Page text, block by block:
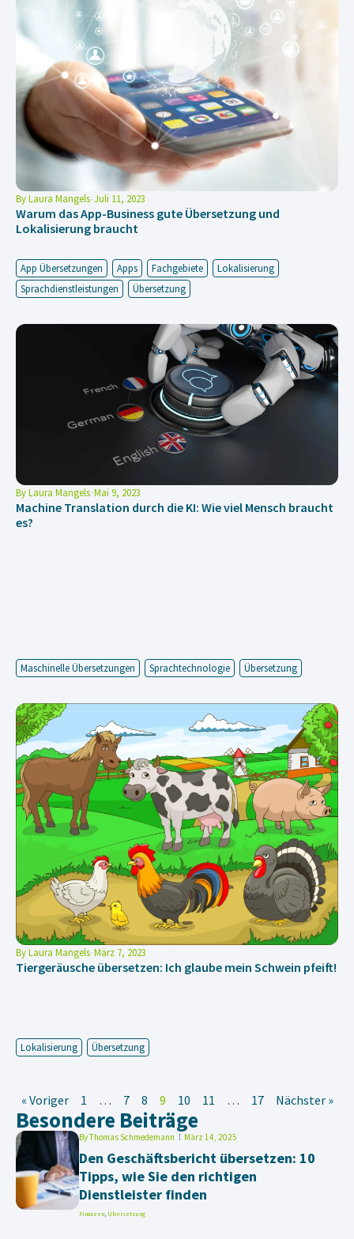
ByLaura Mangels Juli 11, 2023
Warum das App-Business gute Übersetzung und
Lokalisierung braucht
App Übersetzungen Apps Fachgebiete
Lokalisierung
Sprachdienstleistungen
Übersetzung
ByLaura Mangels Mai 9, 2023
Machine Translation durch die KI: Wie viel Mensch braucht
es?
Maschinelle Übersetzungen Sprachtechnologie Übersetzung
ByLaura Mangels März 7, 2023
Tiergeräusche übersetzen: Ich glaube mein Schwein pfeift!
Lokalisierung Übersetzung
« Voriger 1 … 7 8 9 10 11 … 17 Nächster »
Besondere Beiträge
ByThomas Schmedemann März 14, 2025
Den Geschäftsbericht übersetzen: 10
Tipps, wie Sie den richtigen
Dienstleister finden
Finanzen, Übersetzung